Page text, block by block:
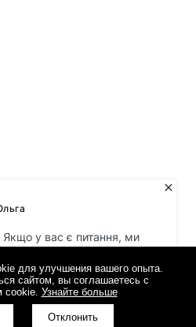
для улучшения вашего опыта.
сайтом, вы соглашаетесь с
cookie. Узнайте больше
Отклонить